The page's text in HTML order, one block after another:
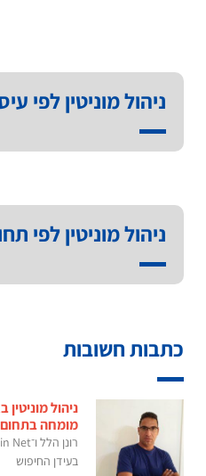
ניהול מוניטין לפי
ניהול מוניטין לפי
כתבות חשובות
ניהול
מומחה בתחום
בעידן החיפוש